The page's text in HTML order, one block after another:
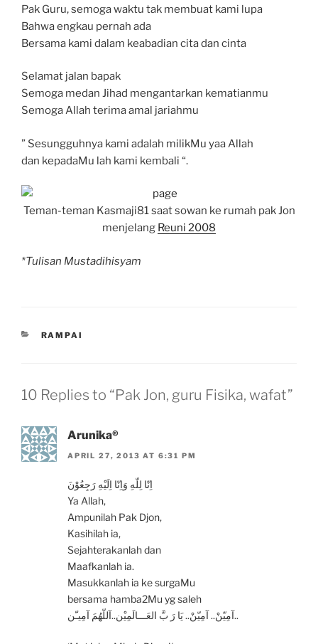
Pak Guru, semoga waktu tak membuat kami lupa
Bahwa engkau pernah ada
Bersama kami dalam keabadian cita dan cinta
Selamat jalan bapak
Semoga medan Jihad mengantarkan kematianmu
Semoga Allah terima amal jariahmu
” Sesungguhnya kami adalah milikMu yaa Allah
dan kepadaMu lah kami kembali “.
Teman-teman Kasmaji81 saat sowan ke rumah pak Jon
menjelang Reuni 2008
*Tulisan Mustadihisyam
CATEGORIES
RAMPAI
10 Replies to “Pak Jon, guru Fisika, wafat”
Arunika®
APRIL 27, 2013 AT 6:31 PM
اِنّا لِلّهِ وَاِنّا اِلَيْهِ رَجِعُوْنَ
Ya Allah,
Ampunilah Pak Djon,
Kasihilah ia,
Sejahterakanlah dan
Maafkanlah ia.
Masukkanlah ia ke surgaMu
bersama hamba2Mu yg saleh
آمِيّنْ.. آمِيّنْ.. يَا رَ بَّ العَـــالَمِيْن..آللّهُمَ آمِيـّن..